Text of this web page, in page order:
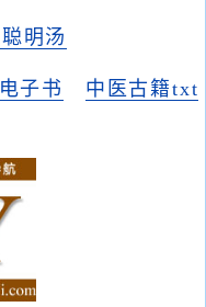
明汤
子书
中医古籍txt